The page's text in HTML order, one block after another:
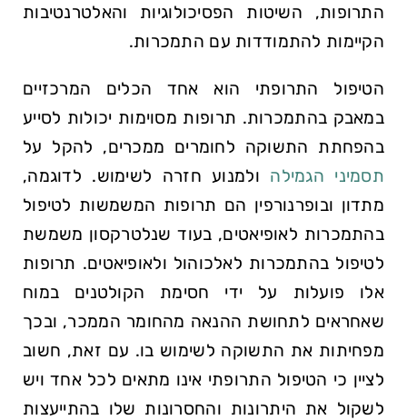
התרופות, השיטות הפסיכולוגיות והאלטרנטיבות
הקיימות להתמודדות עם התמכרות.
הטיפול התרופתי הוא אחד הכלים המרכזיים
במאבק בהתמכרות. תרופות מסוימות יכולות לסייע
בהפחתת התשוקה לחומרים ממכרים, להקל על
תסמיני הגמילה ולמנוע חזרה לשימוש. לדוגמה,
מתדון ובופרנורפין הם תרופות המשמשות לטיפול
בהתמכרות לאופיאטים, בעוד שנלטרקסון משמשת
לטיפול בהתמכרות לאלכוהול ולאופיאטים. תרופות
אלו פועלות על ידי חסימת הקולטנים במוח
שאחראים לתחושת ההנאה מהחומר הממכר, ובכך
מפחיתות את התשוקה לשימוש בו. עם זאת, חשוב
לציין כי הטיפול התרופתי אינו מתאים לכל אחד ויש
לשקול את היתרונות והחסרונות שלו בהתייעצות